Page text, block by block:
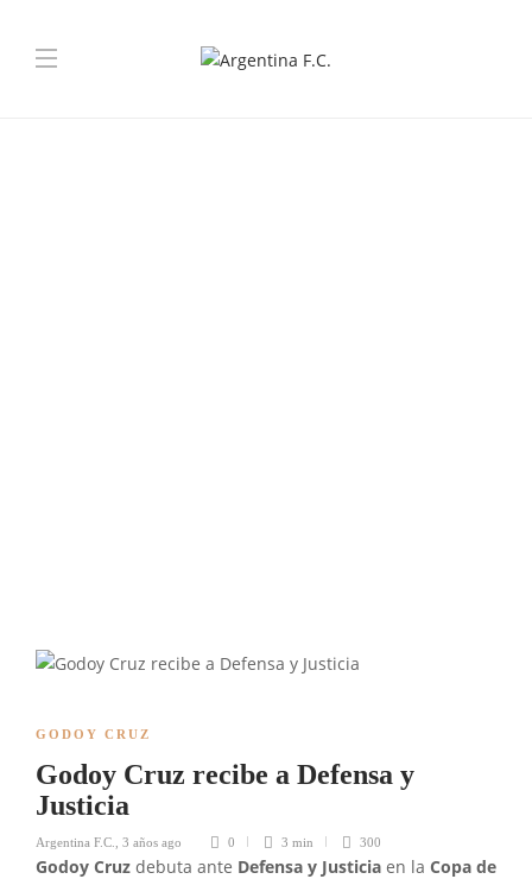
GODOY CRUZ
Godoy Cruz recibe a Defensa y
Justicia
Argentina F.C. 3 años ago 0 3 min 300
Godoy Cruz debuta ante Defensa y Justicia en la Copa de